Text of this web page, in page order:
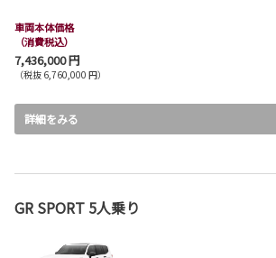
車両本体価格
（消費税込）
7,436,000 円
（税抜 6,760,000 円）
詳細をみる
GR SPORT 5人乗り